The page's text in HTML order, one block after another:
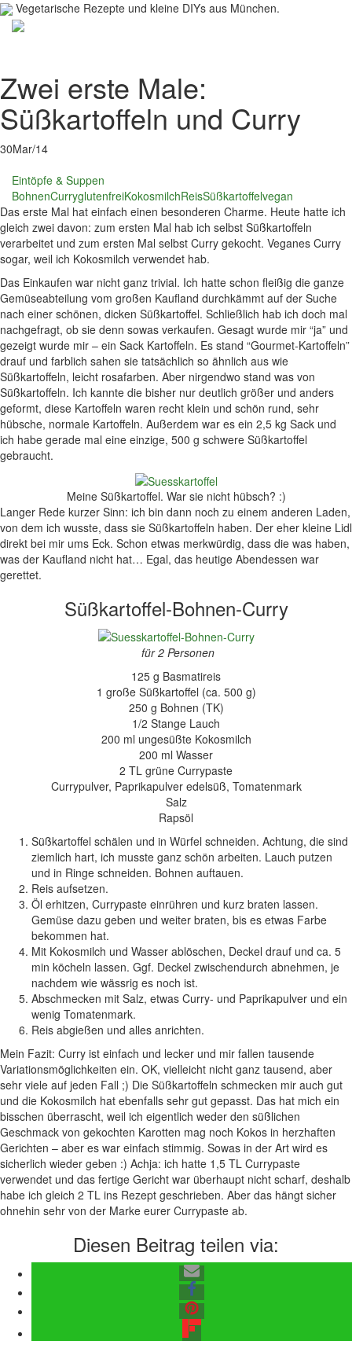
Vegetarische Rezepte und kleine DIYs aus München.
Zwei erste Male:
Süßkartoffeln und Curry
30Mar/14
Eintöpfe & Suppen
BohnenCurryglutenfreiKokosmilchReisSüßkartoffelvegan
Das erste Mal hat einfach einen besonderen Charme. Heute hatte ich
gleich zwei davon: zum ersten Mal hab ich selbst Süßkartoffeln
verarbeitet und zum ersten Mal selbst Curry gekocht. Veganes Curry
sogar, weil ich Kokosmilch verwendet hab.
Das Einkaufen war nicht ganz trivial. Ich hatte schon fleißig die ganze
Gemüseabteilung vom großen Kaufland durchkämmt auf der Suche
nach einer schönen, dicken Süßkartoffel. Schließlich hab ich doch mal
nachgefragt, ob sie denn sowas verkaufen. Gesagt wurde mir “ja” und
gezeigt wurde mir – ein Sack Kartoffeln. Es stand “Gourmet-Kartoffeln”
drauf und farblich sahen sie tatsächlich so ähnlich aus wie
Süßkartoffeln, leicht rosafarben. Aber nirgendwo stand was von
Süßkartoffeln. Ich kannte die bisher nur deutlich größer und anders
geformt, diese Kartoffeln waren recht klein und schön rund, sehr
hübsche, normale Kartoffeln. Außerdem war es ein 2,5 kg Sack und
ich habe gerade mal eine einzige, 500 g schwere Süßkartoffel
gebraucht.
Meine Süßkartoffel. War sie nicht hübsch? :)
Langer Rede kurzer Sinn: ich bin dann noch zu einem anderen Laden,
von dem ich wusste, dass sie Süßkartoffeln haben. Der eher kleine Lidl
direkt bei mir ums Eck. Schon etwas merkwürdig, dass die was haben,
was der Kaufland nicht hat… Egal, das heutige Abendessen war
gerettet.
Süßkartoffel-Bohnen-Curry
für 2 Personen
125 g Basmatireis
1 große Süßkartoffel (ca. 500 g)
250 g Bohnen (TK)
1/2 Stange Lauch
200 ml ungesüßte Kokosmilch
200 ml Wasser
2 TL grüne Currypaste
Currypulver, Paprikapulver edelsüß, Tomatenmark
Salz
Rapsöl
Süßkartoffel schälen und in Würfel schneiden. Achtung, die sind
ziemlich hart, ich musste ganz schön arbeiten. Lauch putzen
und in Ringe schneiden. Bohnen auftauen.
Reis aufsetzen.
Öl erhitzen, Currypaste einrühren und kurz braten lassen.
Gemüse dazu geben und weiter braten, bis es etwas Farbe
bekommen hat.
Mit Kokosmilch und Wasser ablöschen, Deckel drauf und ca. 5
min köcheln lassen. Ggf. Deckel zwischendurch abnehmen, je
nachdem wie wässrig es noch ist.
Abschmecken mit Salz, etwas Curry- und Paprikapulver und ein
wenig Tomatenmark.
Reis abgießen und alles anrichten.
Mein Fazit: Curry ist einfach und lecker und mir fallen tausende
Variationsmöglichkeiten ein. OK, vielleicht nicht ganz tausend, aber
sehr viele auf jeden Fall ;) Die Süßkartoffeln schmecken mir auch gut
und die Kokosmilch hat ebenfalls sehr gut gepasst. Das hat mich ein
bisschen überrascht, weil ich eigentlich weder den süßlichen
Geschmack von gekochten Karotten mag noch Kokos in herzhaften
Gerichten – aber es war einfach stimmig. Sowas in der Art wird es
sicherlich wieder geben :) Achja: ich hatte 1,5 TL Currypaste
verwendet und das fertige Gericht war überhaupt nicht scharf, deshalb
habe ich gleich 2 TL ins Rezept geschrieben. Aber das hängt sicher
ohnehin sehr von der Marke eurer Currypaste ab.
Diesen Beitrag teilen via: